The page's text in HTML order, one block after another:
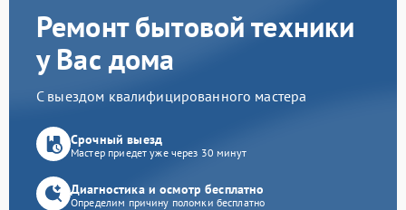
Ремонт бытовой техники
у Вас дома
С выездом квалифицированного мастера
Срочный выезд
Мастер приедет уже через 30 минут
Диагностика и осмотр бесплатно
Определим причину поломки бесплатно